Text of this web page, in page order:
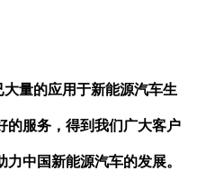
量的应用于新能源汽车生
的服务，得到我们广大客户
中国新能源汽车的发展。